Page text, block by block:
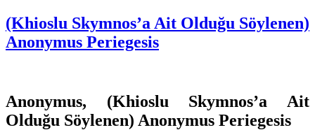
(Khioslu Skymnos’a Ait Olduğu Söylenen)
Anonymus Periegesis
Anonymus, (Khioslu Skymnos’a Ait
Olduğu Söylenen) Anonymus Periegesis